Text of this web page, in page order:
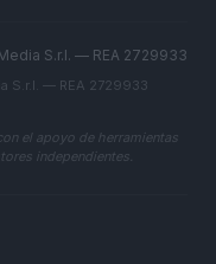
S.r.l. — REA 2729933
S.r.l. — REA 2729933
el apoyo de herramientas
independientes.